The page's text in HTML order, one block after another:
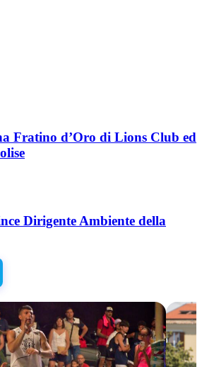
Fratino d’Oro di Lions Club ed
Dirigente Ambiente della